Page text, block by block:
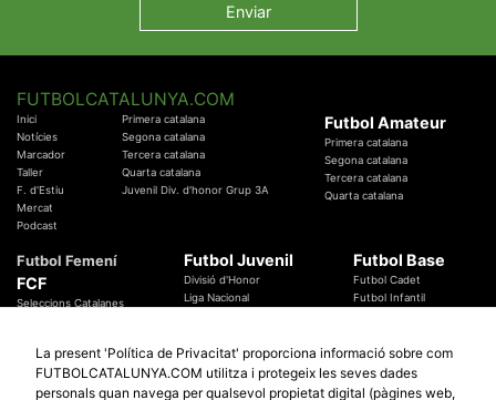
FUTBOLCATALUNYA.COM
Inici
Notícies
Marcador
Taller
F. d'Estiu
Mercat
Podcast
Primera catalana
Segona catalana
Tercera catalana
Quarta catalana
Juvenil Div. d'honor Grup 3A
Futbol Amateur
Primera catalana
Segona catalana
Tercera catalana
Quarta catalana
Futbol Femení
FCF
Seleccions Catalanes
Temes Federatius
Futbol Juvenil
Divisió d'Honor
Liga Nacional
Futbol Base
Futbol Cadet
Futbol Infantil
Futbol Catalunya Especials
La present 'Política de Privacitat' proporciona informació sobre com
FUTBOLCATALUNYA.COM utilitza i protegeix les seves dades
personals quan navega per qualsevol propietat digital (pàgines web,